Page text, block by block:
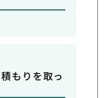
もりを取っ